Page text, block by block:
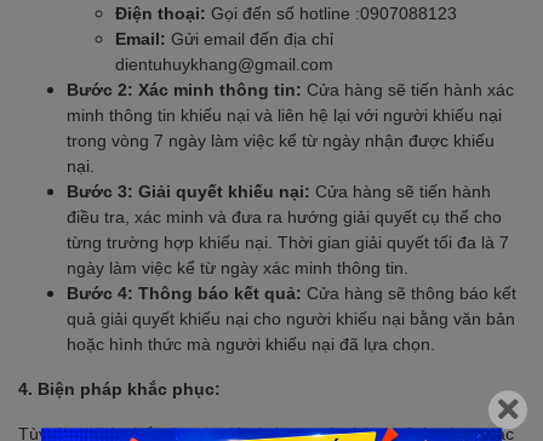
Điện thoại: Gọi đến số hotline :0907088123
Email: Gửi email đến địa chỉ
dientuhuykhang@gmail.com
Bước 2: Xác minh thông tin: Cửa hàng sẽ tiến hành xác
minh thông tin khiếu nại và liên hệ lại với người khiếu nại
trong vòng 7 ngày làm việc kể từ ngày nhận được khiếu
nại.
Bước 3: Giải quyết khiếu nại: Cửa hàng sẽ tiến hành
điều tra, xác minh và đưa ra hướng giải quyết cụ thể cho
từng trường hợp khiếu nại. Thời gian giải quyết tối đa là 7
ngày làm việc kể từ ngày xác minh thông tin.
Bước 4: Thông báo kết quả: Cửa hàng sẽ thông báo kết
quả giải quyết khiếu nại cho người khiếu nại bằng văn bản
hoặc hình thức mà người khiếu nại đã lựa chọn.
4. Biện pháp khắc phục:
Tùy theo tính chất và mức độ vi phạm, cửa hàng sẽ áp dụng các